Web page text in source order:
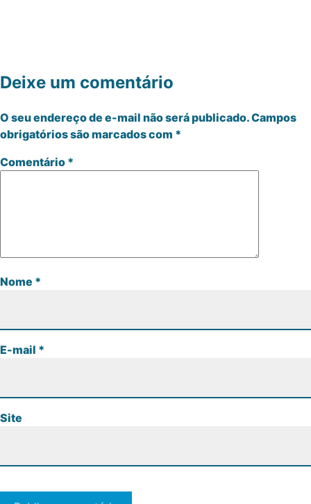
Deixe um comentário
O seu endereço de e-mail não será publicado.Campos
obrigatórios são marcados com *
Comentário *
Nome *
E-mail *
Site